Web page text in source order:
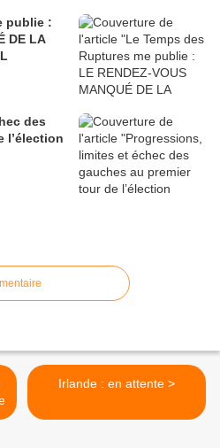
publie :
DE LA
des
l’élection
Irlande : en attente >